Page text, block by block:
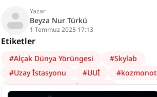
Yazar
Beyza Nur Türkü
1 Temmuz 2025 17:13
Etiketler
#Alçak Dünya Yörüngesi #Skylab
#Uzay İstasyonu #UUİ #kozmonot
#Uluslararası Uzay İstasyonu